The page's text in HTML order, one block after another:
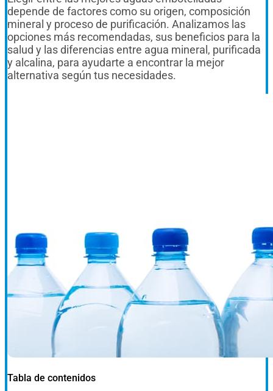
depende de factores como su origen, composición
mineral y proceso de purificación. Analizamos las
opciones más recomendadas, sus beneficios para la
salud y las diferencias entre agua mineral, purificada
y alcalina, para ayudarte a encontrar la mejor
alternativa según tus necesidades.
Tabla de contenidos